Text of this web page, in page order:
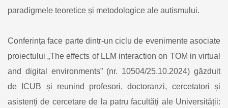
paradigmele teoretice și metodologice ale autismului.
Conferința face parte dintr-un ciclu de evenimente asociate
proiectului „The effects of LLM interaction on TOM in virtual
and digital environments” (nr. 10504/25.10.2024) găzduit
de ICUB și reunind profesori, doctoranzi, cercetatori și
asistenți de cercetare de la patru facultăți ale Universității: